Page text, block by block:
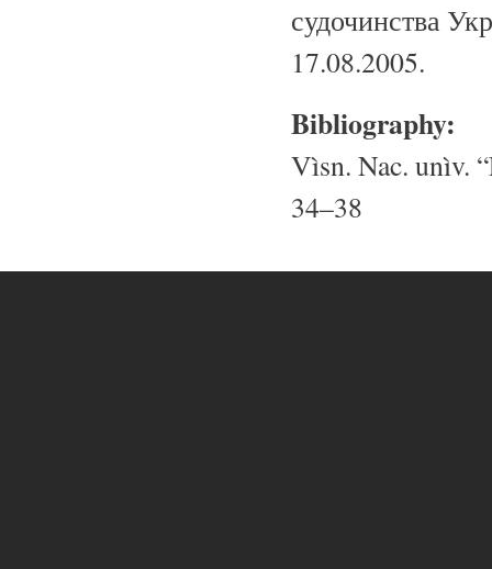
судочинства
17.08.2005.
Bibliography:
Vìsn. Nac. unìv.
34–38